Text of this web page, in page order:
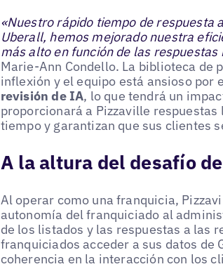
«Nuestro rápido tiempo de respuesta
Uberall, hemos mejorado nuestra
más alto en función de las
Marie-Ann Condello. La biblioteca de
inflexión y el equipo está ansioso por
revisión de IA, lo que tendrá un
proporcionará a Pizzaville
tiempo y garantizan que sus clientes
A la altura del desafío
Al operar como una franquicia,
autonomía del franquiciado al
de los listados y las respuestas a las
franquiciados acceder a sus datos de
coherencia en la interacción con los